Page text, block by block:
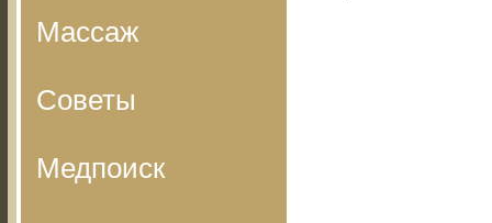
Массаж
Советы
Медпоиск